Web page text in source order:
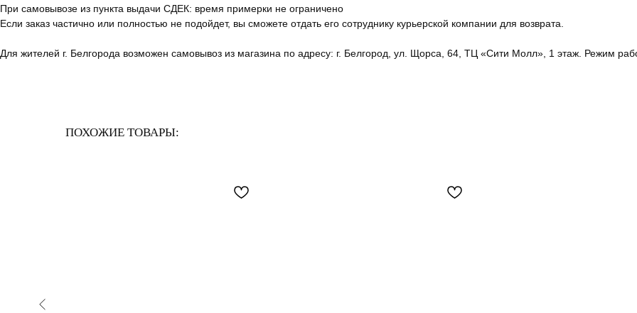
При самовывозе из пункта выдачи СДЕК: время примерки не ограничено
Если заказ частично или полностью не подойдет, вы сможете отдать его сотруднику курьерской компании для возврата.
Для жителей г. Белгорода возможен самовывоз из магазина по адресу: г. Белгород, ул. Щорса, 64, ТЦ «Сити Молл», 1 этаж. Режим
ПОХОЖИЕ ТОВАРЫ: